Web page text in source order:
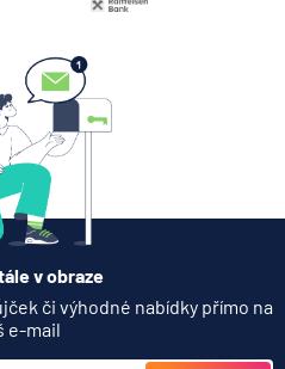
v obraze
či výhodné nabídky přímo na
e-mail